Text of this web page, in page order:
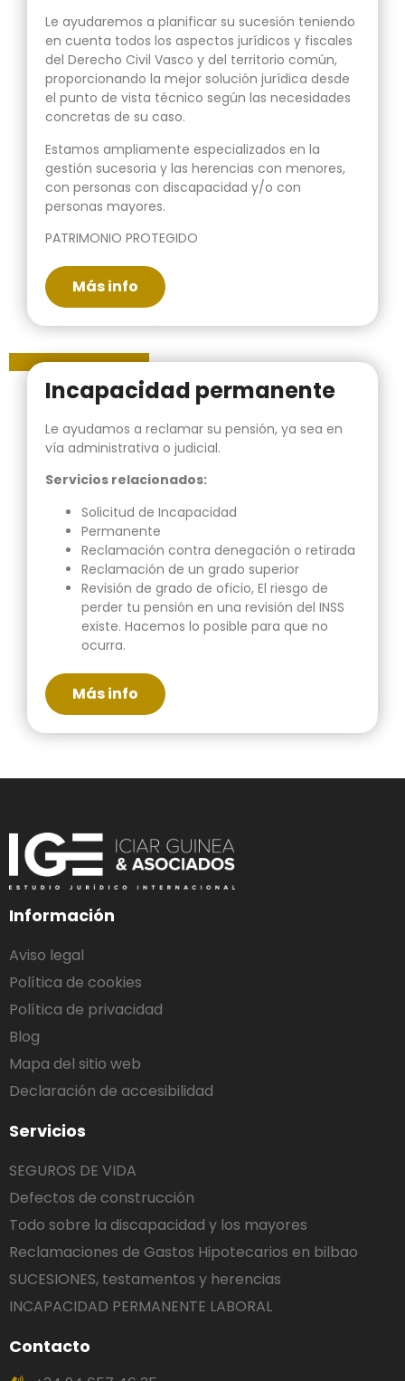
Le ayudaremos a planificar su sucesión teniendo
en cuenta todos los aspectos jurídicos y fiscales
del Derecho Civil Vasco y del territorio común,
proporcionando la mejor solución jurídica desde
el punto de vista técnico según las necesidades
concretas de su caso.
Estamos ampliamente especializados en la
gestión sucesoria y las herencias con menores,
con personas con discapacidad y/o con
personas mayores.
PATRIMONIO PROTEGIDO
Más info
Incapacidad permanente
Le ayudamos a reclamar su pensión, ya sea en
vía administrativa o judicial.
Servicios relacionados:
Solicitud de Incapacidad
Permanente
Reclamación contra denegación o retirada
Reclamación de un grado superior
Revisión de grado de oficio, El riesgo de
perder tu pensión en una revisión del INSS
existe. Hacemos lo posible para que no
ocurra.
Más info
Información
Aviso legal
Política de cookies
Política de privacidad
Blog
Mapa del sitio web
Declaración de accesibilidad
Servicios
SEGUROS DE VIDA
Defectos de construcción
Todo sobre la discapacidad y los mayores
Reclamaciones de Gastos Hipotecarios en bilbao
SUCESIONES, testamentos y herencias
INCAPACIDAD PERMANENTE LABORAL
Contacto